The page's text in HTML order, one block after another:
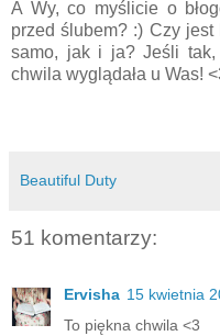
A Wy, co myślicie o
przed ślubem? :) Czy jest
samo, jak i ja? Jeśli
chwila wyglądała u Was!
Beautiful Duty
51 komentarzy:
Ervisha 15 kwietnia
To piękna chwila <3